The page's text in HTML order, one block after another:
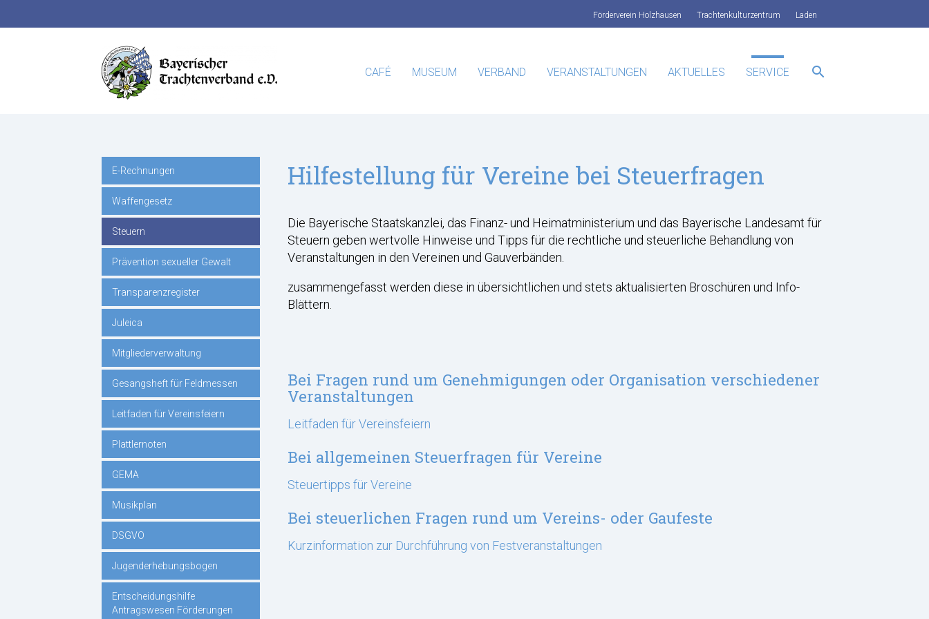
Laden
Trachtenkulturzentrum
Förderverein Holzhausen
CAFÉ MUSEUM VERBAND VERANSTALTUNGEN AKTUELLES SERVICE search
Suchbegriffe
Hilfestellung für Vereine bei Steuerfragen
Die Bayerische Staatskanzlei, das Finanz- und Heimatministerium und das Bayerische Landesamt für
Steuern geben wertvolle Hinweise und Tipps für die rechtliche und steuerliche Behandlung von
Veranstaltungen in den Vereinen und Gauverbänden.
zusammengefasst werden diese in übersichtlichen und stets aktualisierten Broschüren und Info-
Blättern.
Bei Fragen rund um Genehmigungen oder Organisation verschiedener
Veranstaltungen
Leitfaden für Vereinsfeiern
Bei allgemeinen Steuerfragen für Vereine
Steuertipps für Vereine
Bei steuerlichen Fragen rund um Vereins- oder Gaufeste
Kurzinformation zur Durchführung von Festveranstaltungen
Navigation
überspringen
E-Rechnungen
Waffengesetz
Steuern
Prävention sexueller Gewalt
Transparenzregister
Juleica
Mitgliederverwaltung
Gesangsheft für Feldmessen
Leitfaden für Vereinsfeiern
Plattlernoten
GEMA
Musikplan
DSGVO
Jugenderhebungsbogen
Entscheidungshilfe
Antragswesen Förderungen